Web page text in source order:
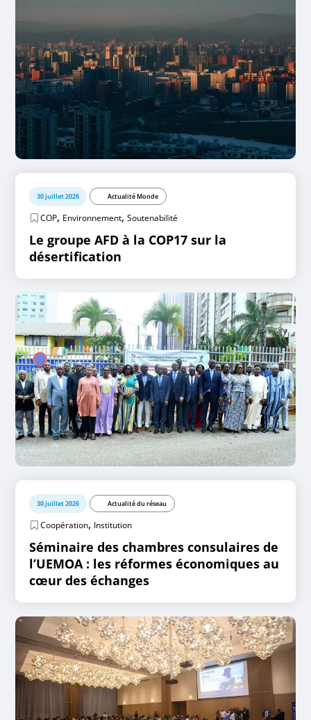
30 juillet 2026 Actualité Monde
COP, Environnement,Soutenabilité
Le groupe AFD à la COP17 sur la
désertification
30 juillet 2026 Actualité du réseau
Coopération, Institution
Séminaire des chambres consulaires de
l’UEMOA : les réformes économiques au
cœur des échanges